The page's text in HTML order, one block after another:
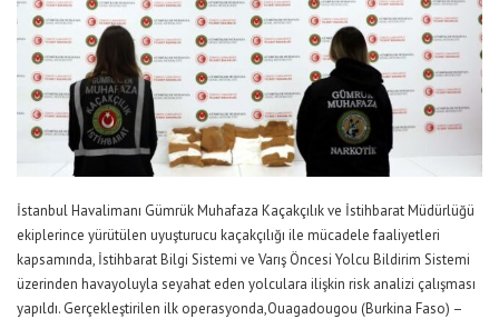
İstanbul Havalimanı Gümrük Muhafaza Kaçakçılık ve İstihbarat Müdürlüğü
ekiplerince yürütülen uyuşturucu kaçakçılığı ile mücadele faaliyetleri
kapsamında, İstihbarat Bilgi Sistemi ve Varış Öncesi Yolcu Bildirim Sistemi
üzerinden havayoluyla seyahat eden yolculara ilişkin risk analizi çalışması
yapıldı. Gerçekleştirilen ilk operasyonda,Ouagadougou (Burkina Faso) –